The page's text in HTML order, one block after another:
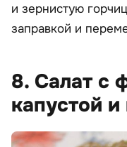
и зернистую
заправкой и
8. Салат с
капустой